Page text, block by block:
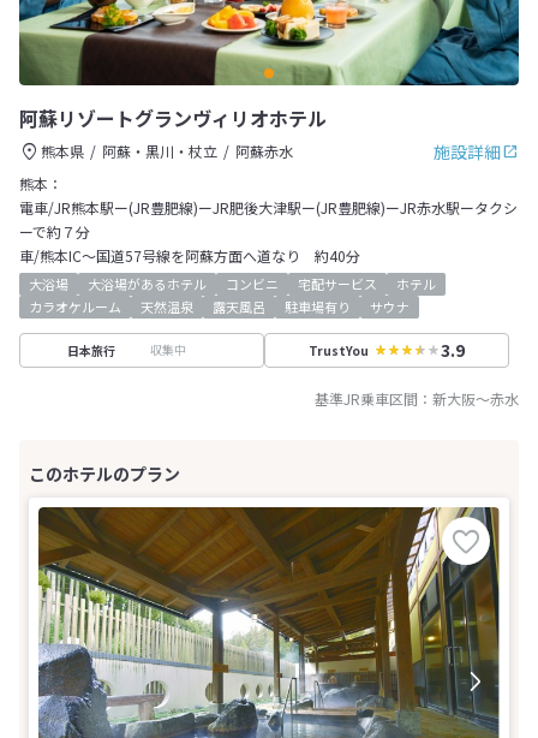
阿蘇リゾートグランヴィリオホテル
施設詳細
熊本県 阿蘇・黒川・杖立
阿蘇赤水
熊本：
電車/JR熊本駅ー(JR豊肥線)ーJR肥後大津駅ー(JR豊肥線)ーJR赤水駅ータクシ
ーで約７分
車/熊本IC～国道57号線を阿蘇方面へ道なり 約40分
大浴場 大浴場があるホテル コンビニ 宅配サービス
ホテル
カラオケルーム
天然温泉 露天風呂 駐車場有り サウナ
日本旅行 収集中 TrustYou 3.9
基準JR乗車区間： 新大阪～赤水